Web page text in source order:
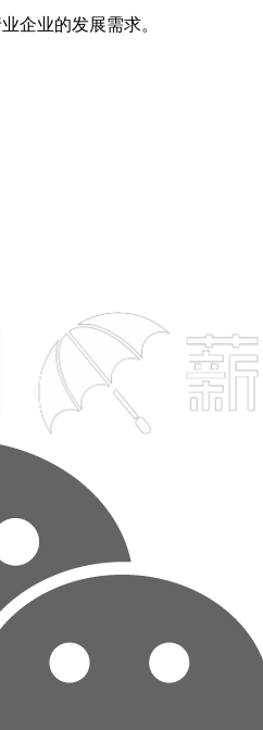
企业的发展需求。